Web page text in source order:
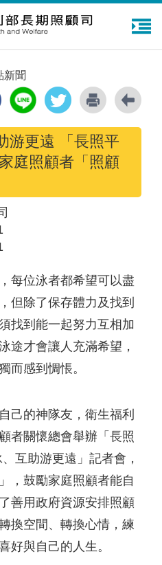
新聞
游更遠 「長照平
庭照顧者「照顧
每位泳者都希望可以盡
但除了保存體力及找到
找到能一起努力互相加
途才會讓人充滿希望，
而感到惆悵。
己的神隊友，衛生福利
者關懷總會舉辦「長照
互助游更遠」記者會，
，鼓勵家庭照顧者能自
善用政府資源安排照顧
換空間、轉換心情，練
好與自己的人生。